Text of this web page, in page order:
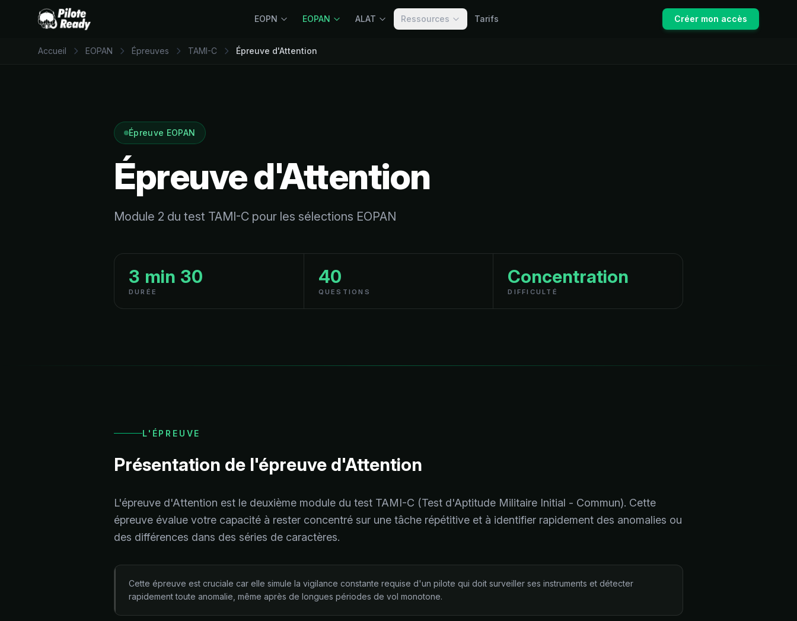
EOPN EOPAN ALAT Ressources Tarifs Créer mon accès
Accueil EOPAN Épreuves TAMI-C Épreuve d'Attention
Épreuve EOPAN
Épreuve d'Attention
Module 2 du test TAMI-C pour les sélections EOPAN
DURÉE
3 min 30
QUESTIONS
40
DIFFICULTÉ
Concentration
L'ÉPREUVE
Présentation de l'épreuve d'Attention
L'épreuve d'Attention est le deuxième module du test TAMI-C (Test d'Aptitude Militaire Initial - Commun). Cette
épreuve évalue votre capacité à rester concentré sur une tâche répétitive et à identifier rapidement des anomalies ou
des différences dans des séries de caractères.
Cette épreuve est cruciale car elle simule la vigilance constante requise d'un pilote qui doit surveiller ses instruments et détecter
rapidement toute anomalie, même après de longues périodes de vol monotone.